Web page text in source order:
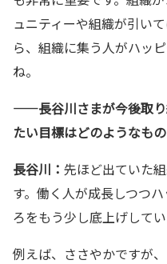
ュニティーや組織が引い
ら、組織に集う人がハッ
ね。
——長谷川さまが今後取
たい目標はどのようなもの
長谷川： 先ほど出ていた
す。働く人が成長しつつ
ろをもう少し底上げしてい
例えば、ささやかですが